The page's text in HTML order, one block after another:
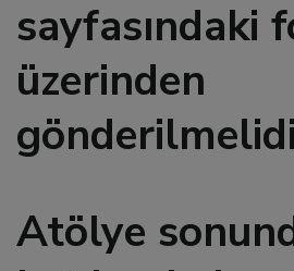
sayfasındaki
üzerinden
Atölye